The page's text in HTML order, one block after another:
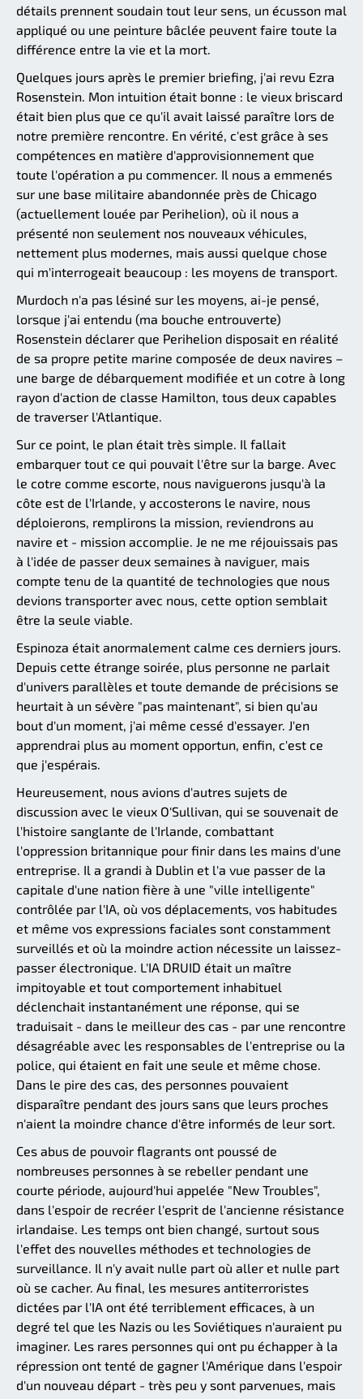
détails prennent soudain tout leur sens, un écusson mal
appliqué ou une peinture bâclée peuvent faire toute la
différence entre la vie et la mort.
Quelques jours après le premier briefing, j'ai revu Ezra
Rosenstein. Mon intuition était bonne : le vieux briscard
était bien plus que ce qu'il avait laissé paraître lors de
notre première rencontre. En vérité, c'est grâce à ses
compétences en matière d'approvisionnement que
toute l'opération a pu commencer. Il nous a emmenés
sur une base militaire abandonnée près de Chicago
(actuellement louée par Perihelion), où il nous a
présenté non seulement nos nouveaux véhicules,
nettement plus modernes, mais aussi quelque chose
qui m'interrogeait beaucoup : les moyens de transport.
Murdoch n'a pas lésiné sur les moyens, ai-je pensé,
lorsque j'ai entendu (ma bouche entrouverte)
Rosenstein déclarer que Perihelion disposait en réalité
de sa propre petite marine composée de deux navires –
une barge de débarquement modifiée et un cotre à long
rayon d'action de classe Hamilton, tous deux capables
de traverser l'Atlantique.
Sur ce point, le plan était très simple. Il fallait
embarquer tout ce qui pouvait l'être sur la barge. Avec
le cotre comme escorte, nous naviguerons jusqu'à la
côte est de l'Irlande, y accosterons le navire, nous
déploierons, remplirons la mission, reviendrons au
navire et - mission accomplie. Je ne me réjouissais pas
à l'idée de passer deux semaines à naviguer, mais
compte tenu de la quantité de technologies que nous
devions transporter avec nous, cette option semblait
être la seule viable.
Espinoza était anormalement calme ces derniers jours.
Depuis cette étrange soirée, plus personne ne parlait
d'univers parallèles et toute demande de précisions se
heurtait à un sévère "pas maintenant", si bien qu'au
bout d'un moment, j'ai même cessé d'essayer. J'en
apprendrai plus au moment opportun, enfin, c'est ce
que j'espérais.
Heureusement, nous avions d'autres sujets de
discussion avec le vieux O'Sullivan, qui se souvenait de
l'histoire sanglante de l'Irlande, combattant
l'oppression britannique pour finir dans les mains d'une
entreprise. Il a grandi à Dublin et l'a vue passer de la
capitale d'une nation fière à une "ville intelligente"
contrôlée par l'IA, où vos déplacements, vos habitudes
et même vos expressions faciales sont constamment
surveillés et où la moindre action nécessite un laissez-
passer électronique. L'IA DRUID était un maître
impitoyable et tout comportement inhabituel
déclenchait instantanément une réponse, qui se
traduisait - dans le meilleur des cas - par une rencontre
désagréable avec les responsables de l'entreprise ou la
police, qui étaient en fait une seule et même chose.
Dans le pire des cas, des personnes pouvaient
disparaître pendant des jours sans que leurs proches
n'aient la moindre chance d'être informés de leur sort.
Ces abus de pouvoir flagrants ont poussé de
nombreuses personnes à se rebeller pendant une
courte période, aujourd'hui appelée "New Troubles",
dans l'espoir de recréer l'esprit de l'ancienne résistance
irlandaise. Les temps ont bien changé, surtout sous
l'effet des nouvelles méthodes et technologies de
surveillance. Il n'y avait nulle part où aller et nulle part
où se cacher. Au final, les mesures antiterroristes
dictées par l'IA ont été terriblement efficaces, à un
degré tel que les Nazis ou les Soviétiques n'auraient pu
imaginer. Les rares personnes qui ont pu échapper à la
répression ont tenté de gagner l'Amérique dans l'espoir
d'un nouveau départ - très peu y sont parvenues, mais